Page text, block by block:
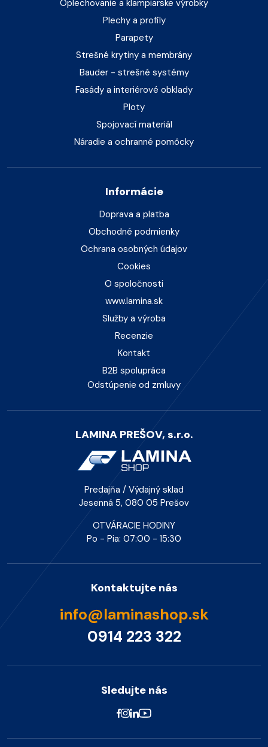
Oplechovanie a klampiarske výrobky
Plechy a profily
Parapety
Strešné krytiny a membrány
Bauder - strešné systémy
Fasády a interiérové obklady
Ploty
Spojovací materiál
Náradie a ochranné pomôcky
Informácie
Doprava a platba
Obchodné podmienky
Ochrana osobných údajov
Cookies
O spoločnosti
www.lamina.sk
Služby a výroba
Recenzie
Kontakt
B2B spolupráca
Odstúpenie od zmluvy
LAMINA PREŠOV, s.r.o.
Predajňa / Výdajný sklad
Jesenná 5, 080 05 Prešov
OTVÁRACIE HODINY
Po - Pia: 07:00 - 15:30
Kontaktujte nás
info@laminashop.sk
0914 223 322
Sledujte nás